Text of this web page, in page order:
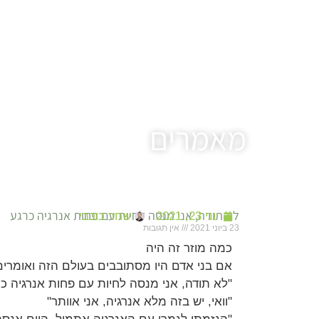
מאמרים
לא תודה, אני מנסה לחיות עם פחות אנרגיה כרגע
23 ביוני 2021 אין תגובות
יוני 23, 2021 שחר כוכבי
כמה מוזר זה היה
אם בני אדם היו מסתובבים בעולם הזה
"לא תודה, אני מנסה לחיות עם פחות אנרגיה
"וואי, יש בזה מלא אנרגיה, אני אוותר"